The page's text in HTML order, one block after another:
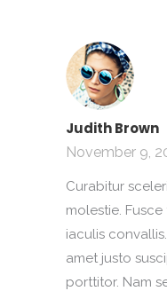
Judith Brown
November 9,
Curabitur
molestie.
iaculis
amet justo
porttitor. Nam